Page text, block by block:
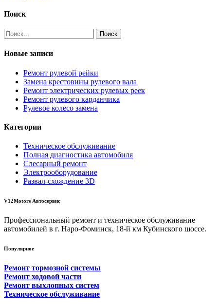
Поиск
Найти:
Новые записи
Ремонт рулевой рейки
Замена крестовины рулевого вала
Ремонт электрических рулевых реек
Ремонт рулевого карданчика
Рулевое колесо замена
Категории
Техническое обслуживание
Полная диагностика автомобиля
Слесарный ремонт
Электрооборудование
Развал-схождение 3D
V12Motors Автосервис
Профессиональный ремонт и техническое обслуживание
автомобилей в г. Наро-Фоминск, 18-й км Кубинского шоссе.
Популярное
Ремонт тормозной системы
Ремонт ходовой части
Ремонт выхлопных систем
Техническое обслуживание